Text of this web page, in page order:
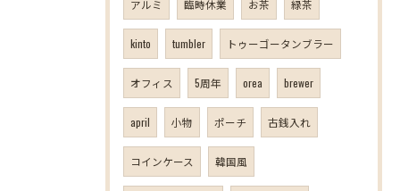
アルミ 臨時休業 お茶 緑茶
kinto tumbler トゥーゴータンブラー
オフィス 5周年 orea brewer
april 小物 ポーチ 古銭入れ
コインケース 韓国風